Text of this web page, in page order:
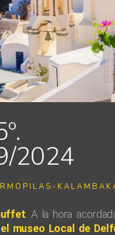
2024
. A la hora
museo Local de